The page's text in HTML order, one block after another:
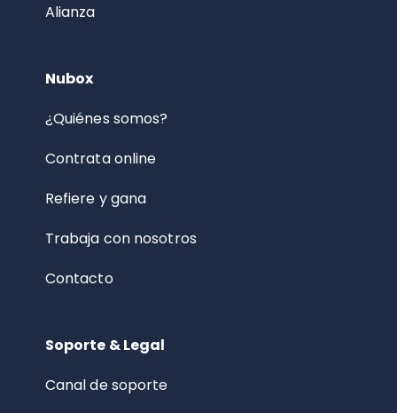
Alianza
Nubox
¿Quiénes somos?
Contrata online
Refiere y gana
Trabaja con nosotros
Contacto
Soporte & Legal
Canal de soporte